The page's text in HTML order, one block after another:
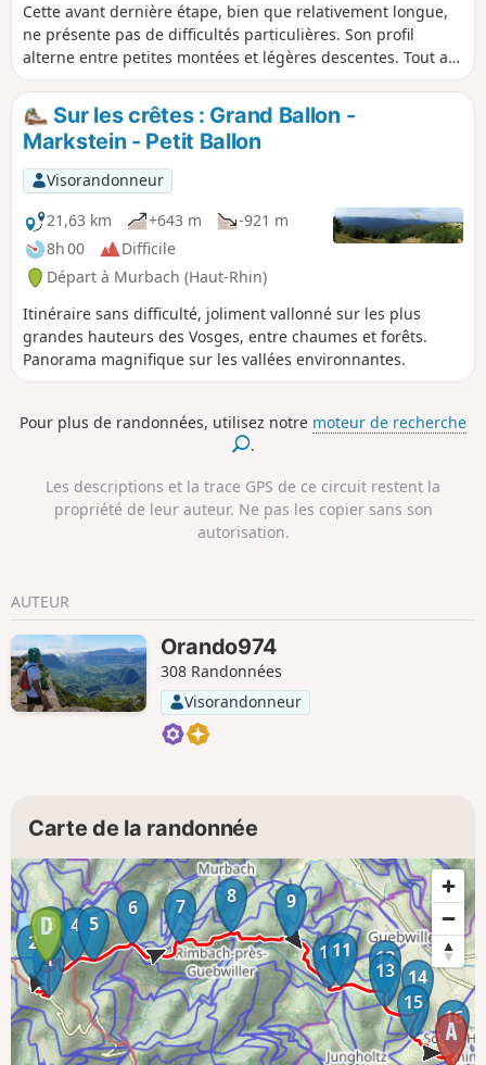
Cette avant dernière étape, bien que relativement longue,
ne présente pas de difficultés particulières. Son profil
alterne entre petites montées et légères descentes. Tout au
long de l’itinéraire vous profiterez de paysages somptueux,
notamment sur les crêtes, à cheval entre la vallée de
Munster au Nord et la vallée de Guebwiller au Sud. Sur
cette étape les points de vue sont nombreux. Attention :
Circulation réglementée entre le col d’Oberlauchen et le Col
du Lauchen, en raison d’un arrêté de protection du biotope.
La traversée sur sentier par le sommet du Klintzkopf
(altitude: 1330 mètres. Superbe vue circulaire) n’est
autorisée qu’entre le 1er Juillet et le 30 novembre. Le restant
de l’année, suivre le chemin carrossable. Balisage rectangle
jaune pour les deux options.
Sur les crêtes : Grand Ballon -
Markstein - Petit Ballon
Visorandonneur
21,63 km
+643 m
-921 m
8h 00
Difficile
Départ à Murbach (Haut-Rhin)
Itinéraire sans difficulté, joliment vallonné sur les plus
grandes hauteurs des Vosges, entre chaumes et forêts.
Panorama magnifique sur les vallées environnantes.
Pour plus de randonnées, utilisez notre moteur de recherche
.
Les descriptions et la trace GPS de ce circuit restent la
propriété de leur auteur. Ne pas les copier sans son
autorisation.
AUTEUR
Orando974
308 Randonnées
Visorandonneur
Carte de la randonnée
1
2
3 4 5
6 7 8 9
1011 12
13 14
15
16